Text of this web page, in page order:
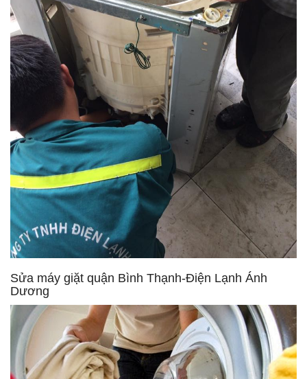
Sửa máy giặt quận Bình Thạnh-Điện Lạnh Ánh
Dương